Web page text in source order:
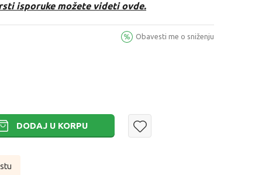
isporuke možete videti ovde.
Obavesti me o sniženju
DODAJ U KORPU